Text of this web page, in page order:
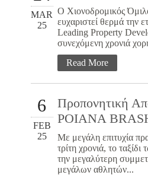
MAR
25
Ο Χιονοδρομικός
ευχαριστεί θερμά την
Leading Property
συνεχόμενη χρονιά
Read More
6
FEB
25
Προπονητική
POIANA
Με μεγάλη επιτυχία
τρίτη χρονιά, το
την μεγαλύτερη
μεγάλων αθλητών...